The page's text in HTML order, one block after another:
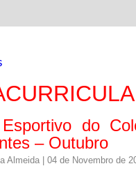
do
– Outubro
Almeida | 04 de Novembro de